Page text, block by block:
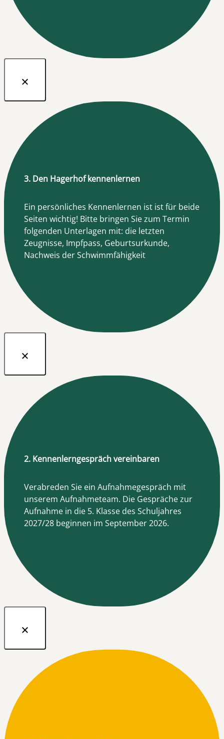
3. Den Hagerhof kennenlernen
Ein persönliches Kennenlernen ist ist für beide
Seiten wichtig! Bitte bringen Sie zum Termin
folgenden Unterlagen mit: die letzten
Zeugnisse, Impfpass, Geburtsurkunde,
Nachweis der Schwimmfähigkeit
2. Kennenlerngespräch vereinbaren
Verabreden Sie ein Aufnahmegespräch mit
unserem Aufnahmeteam. Die Gespräche zur
Aufnahme in die 5. Klasse des Schuljahres
2027/28 beginnen im September 2026.